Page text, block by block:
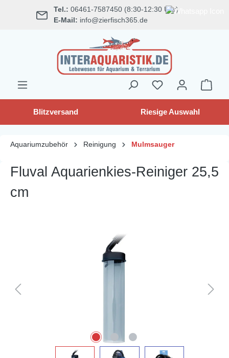
springen Tel.: 06461-7587450 (8:30-12:30 Uhr)
E-Mail: info@zierfisch365.de
Blitzversand Riesige Auswahl
Aquariumzubehör Reinigung Mulmsauger
Fluval Aquarienkies-Reiniger 25,5
cm